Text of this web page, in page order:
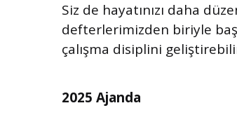
Siz de hayatınızı daha
defterlerimizden biriyle
çalışma disiplini
2025 Ajanda